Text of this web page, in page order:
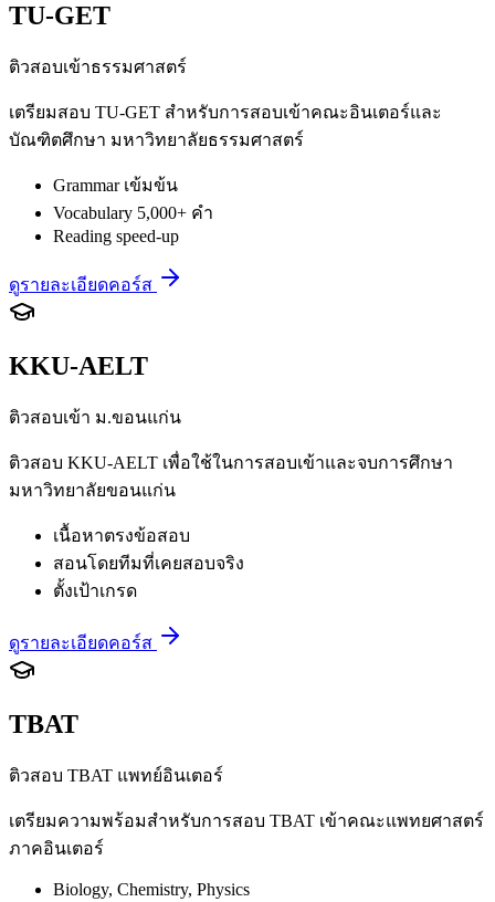
TU-GET
ติวสอบเข้าธรรมศาสตร์
เตรียมสอบ TU-GET สำหรับการสอบเข้าคณะอินเตอร์และ
บัณฑิตศึกษา มหาวิทยาลัยธรรมศาสตร์
Grammar เข้มข้น
Vocabulary 5,000+ คำ
Reading speed-up
ดูรายละเอียดคอร์ส
KKU-AELT
ติวสอบเข้า ม.ขอนแก่น
ติวสอบ KKU-AELT เพื่อใช้ในการสอบเข้าและจบการศึกษา
มหาวิทยาลัยขอนแก่น
เนื้อหาตรงข้อสอบ
สอนโดยทีมที่เคยสอบจริง
ตั้งเป้าเกรด
ดูรายละเอียดคอร์ส
TBAT
ติวสอบ TBAT แพทย์อินเตอร์
เตรียมความพร้อมสำหรับการสอบ TBAT เข้าคณะแพทยศาสตร์
ภาคอินเตอร์
Biology, Chemistry, Physics